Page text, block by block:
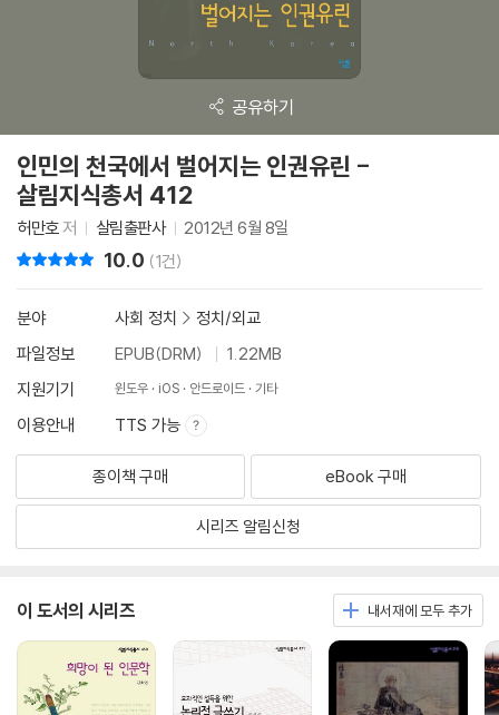
공유하기
인민의 천국에서 벌어지는 인권유린 -
살림지식총서 412
허만호저 살림출판사 2012년 6월 8일
10.0 (1건)
분야 사회 정치 > 정치/외교
파일정보
EPUB(DRM)
1.22MB
지원기기
윈도우 iOS 안드로이드 기타
이용안내 TTS 가능
종이책 구매 eBook 구매
시리즈 알림신청
이 도서의 시리즈 내서재에 모두 추가